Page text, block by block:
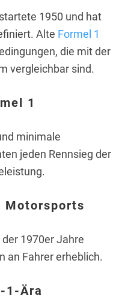
1950 und hat
Alte Formel 1
die mit der
vergleichbar sind.
1
minimale
jeden Rennsieg der
Motorsports
1970er Jahre
an Fahrer erheblich.
1-Ära